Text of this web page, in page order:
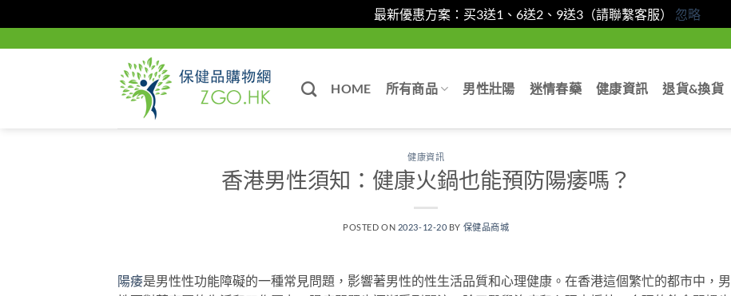
最新優惠方案：买3送1、6送2、9送3（請聯繫客服） 忽略
HOME 所有商品 男性壯陽 迷情春藥 健康資訊 退貨&換貨
健康資訊
香港男性須知：健康火鍋也能預防陽痿嗎？
POSTED ON 2023-12-20 BY 保健品商城
陽痿是男性性功能障礙的一種常見問題，影響著男性的性生活品質和心理健康。在香港這個繁忙的都市中，男